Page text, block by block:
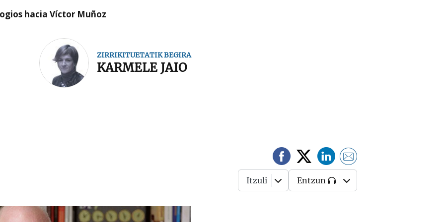
hacia Víctor Muñoz
ZIRRIKITUETATIK BEGIRA
KARMELE JAIO
Itzuli Entzun